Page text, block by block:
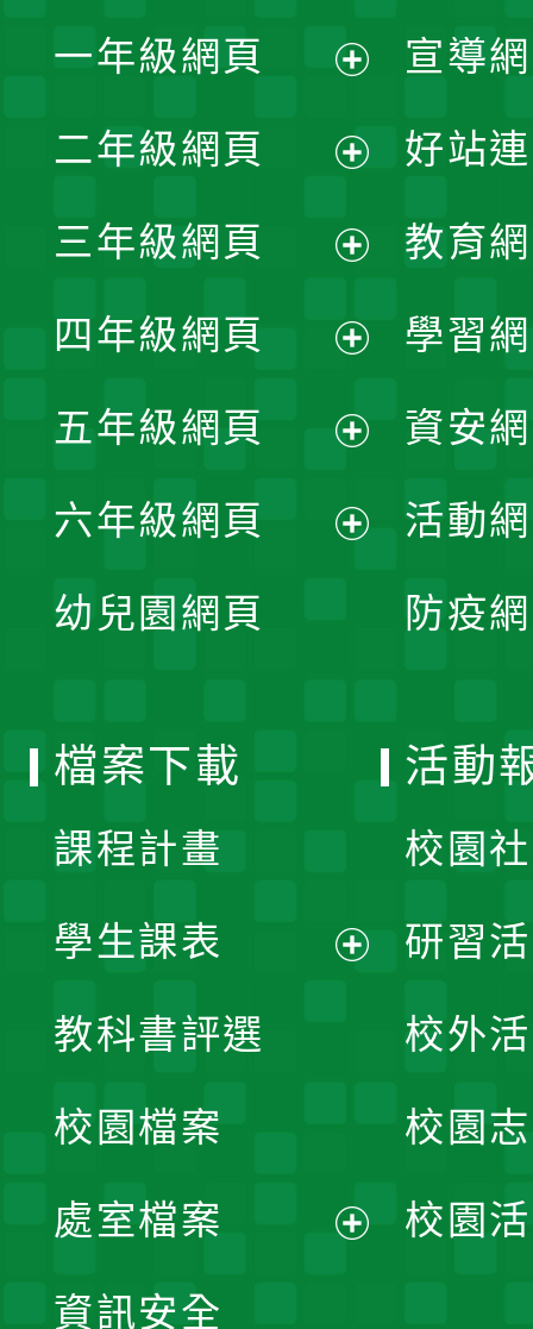
一年級網頁
開
選
單
二年級網頁
開
選
單
三年級網頁
開
選
單
四年級網頁
開
選
五年級網頁
開
六年級網頁
幼兒園網頁
宣導
好站
教育
學習
資安
活動
防疫
檔案下載
課程計畫
學生課表
單
教科書評選
校園檔案
處室檔案
資訊安全
活動
校園
研習
校外
校園
校園